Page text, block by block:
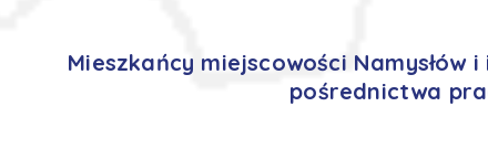
Mieszkańcy miejscowości Namysłów
pośrednictwa